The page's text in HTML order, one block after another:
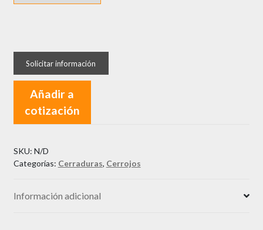
YALE
Texas
Mariposa
cantidad
Añadir a
cotización
SKU: N/D
Categorías: Cerraduras, Cerrojos
Información adicional